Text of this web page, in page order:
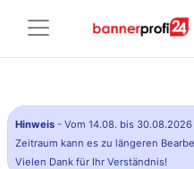
Hinweis - Vom 14.08. bis
Zeitraum kann es zu längeren
Vielen Dank für Ihr Verständnis!